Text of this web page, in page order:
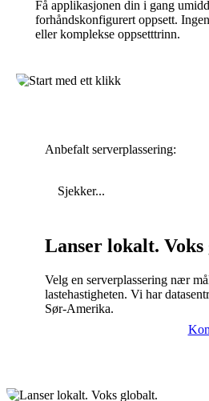
Få applikasjonen din i gang
forhåndskonfigurert oppsett.
eller komplekse oppsetttrinn.
Anbefalt serverplassering:
Sjekker...
Lanser lokalt. Voks
Velg en serverplassering nær
lastehastigheten. Vi har
Sør-Amerika.